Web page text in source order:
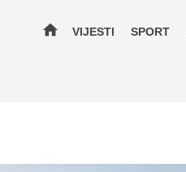
home VIJESTI SPORT